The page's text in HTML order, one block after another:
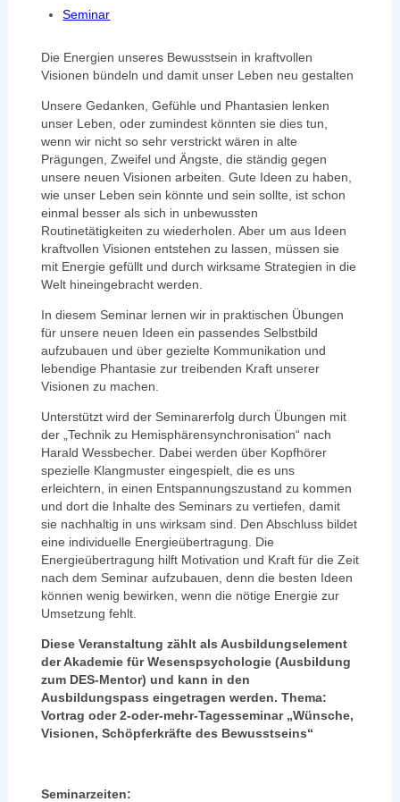
Seminar
Die Energien unseres Bewusstsein in kraftvollen
Visionen bündeln und damit unser Leben neu gestalten
Unsere Gedanken, Gefühle und Phantasien lenken
unser Leben, oder zumindest könnten sie dies tun,
wenn wir nicht so sehr verstrickt wären in alte
Prägungen, Zweifel und Ängste, die ständig gegen
unsere neuen Visionen arbeiten. Gute Ideen zu haben,
wie unser Leben sein könnte und sein sollte, ist schon
einmal besser als sich in unbewussten
Routinetätigkeiten zu wiederholen. Aber um aus Ideen
kraftvollen Visionen entstehen zu lassen, müssen sie
mit Energie gefüllt und durch wirksame Strategien in die
Welt hineingebracht werden.
In diesem Seminar lernen wir in praktischen Übungen
für unsere neuen Ideen ein passendes Selbstbild
aufzubauen und über gezielte Kommunikation und
lebendige Phantasie zur treibenden Kraft unserer
Visionen zu machen.
Unterstützt wird der Seminarerfolg durch Übungen mit
der „Technik zu Hemisphärensynchronisation“ nach
Harald Wessbecher. Dabei werden über Kopfhörer
spezielle Klangmuster eingespielt, die es uns
erleichtern, in einen Entspannungszustand zu kommen
und dort die Inhalte des Seminars zu vertiefen, damit
sie nachhaltig in uns wirksam sind. Den Abschluss bildet
eine individuelle Energieübertragung. Die
Energieübertragung hilft Motivation und Kraft für die Zeit
nach dem Seminar aufzubauen, denn die besten Ideen
können wenig bewirken, wenn die nötige Energie zur
Umsetzung fehlt.
Diese Veranstaltung zählt als Ausbildungselement
der Akademie für Wesenspsychologie (Ausbildung
zum DES-Mentor) und kann in den
Ausbildungspass eingetragen werden. Thema:
Vortrag oder 2-oder-mehr-Tagesseminar „Wünsche,
Visionen, Schöpferkräfte des Bewusstseins“
Seminarzeiten: